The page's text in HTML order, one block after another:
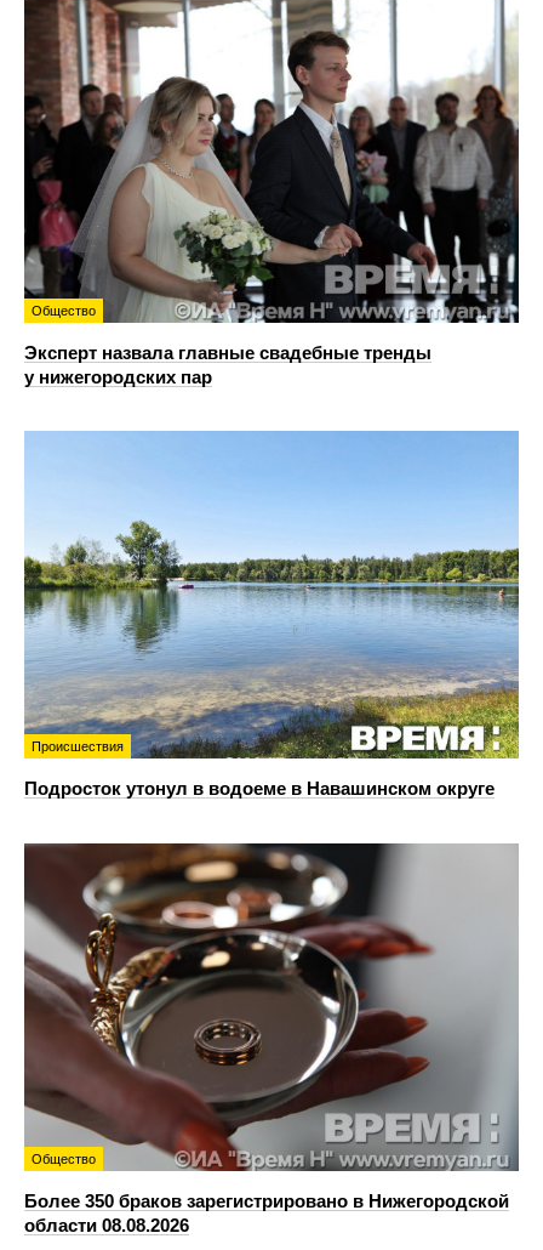
Общество
Эксперт назвала главные свадебные тренды
у нижегородских пар
Происшествия
Подросток утонул в водоеме в Навашинском округе
Общество
Более 350 браков зарегистрировано в Нижегородской
области 08.08.2026